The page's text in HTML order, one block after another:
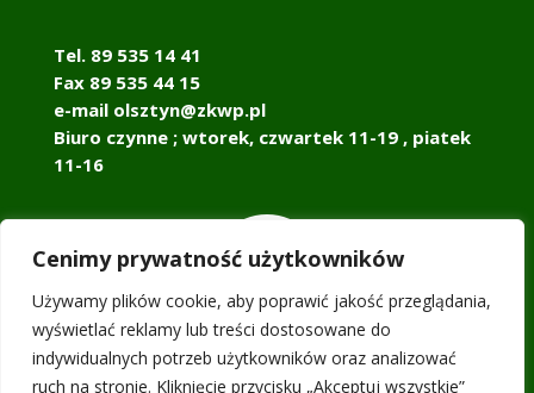
Cenimy prywatność użytkowników
Używamy plików cookie, aby poprawić jakość przeglądania,
wyświetlać reklamy lub treści dostosowane do
indywidualnych potrzeb użytkowników oraz analizować
ruch na stronie. Kliknięcie przycisku „Akceptuj wszystkie”
Tel. 89 535 14 41
Fax 89 535 44 15
e-mail olsztyn@zkwp.pl
Biuro czynne ; wtorek, czwartek 11-19 , piatek
11-16
